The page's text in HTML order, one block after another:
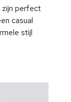
zijn perfect
casual
stijl